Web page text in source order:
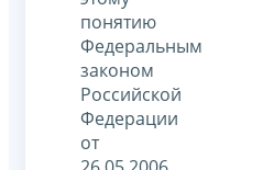
понятию
Федеральным
законом
Российской
Федерации
от